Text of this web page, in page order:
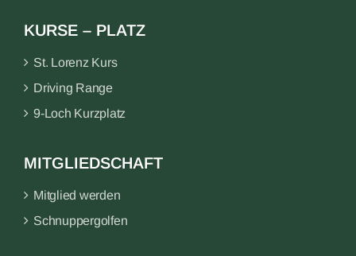
KURSE – PLATZ
St. Lorenz Kurs
Driving Range
9-Loch Kurzplatz
MITGLIEDSCHAFT
Mitglied werden
Schnuppergolfen